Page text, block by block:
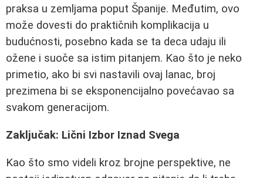
praksa u zemljama poput Španije. Međutim, ovo
može dovesti do praktičnih komplikacija u
budućnosti, posebno kada se ta deca udaju ili
ožene i suoče sa istim pitanjem. Kao što je neko
primetio, ako bi svi nastavili ovaj lanac, broj
prezimena bi se eksponencijalno povećavao sa
svakom generacijom.
Zaključak: Lični Izbor Iznad Svega
Kao što smo videli kroz brojne perspektive, ne